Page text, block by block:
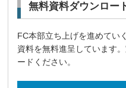
無料資料ダウンロー
FC本部立ち上げを進めてい
資料を無料進呈しています
ードください。